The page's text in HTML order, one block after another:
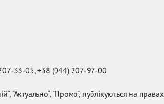
33-05, +38 (044) 207-97-00
"Актуально", "Промо", публікуються на правах